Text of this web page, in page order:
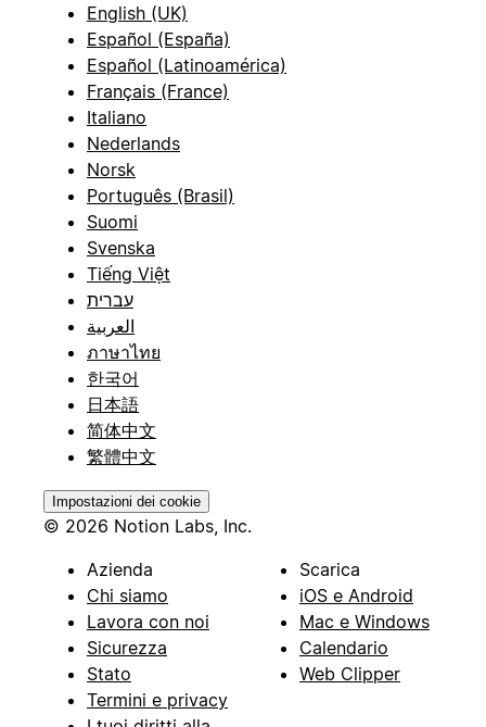
English (UK)
Español (España)
Español (Latinoamérica)
Français (France)
Italiano
Nederlands
Norsk
Português (Brasil)
Suomi
Svenska
Tiếng Việt
עברית
العربية
ภาษาไทย
한국어
日本語
简体中文
繁體中文
Impostazioni dei cookie
© 2026 Notion Labs, Inc.
Azienda
Chi siamo
Lavora con noi
Sicurezza
Stato
Termini e privacy
Scarica
iOS e Android
Mac e Windows
Calendario
Web Clipper